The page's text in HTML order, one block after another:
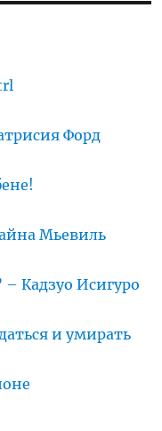
Форд
Мьевиль
Кадзуо Исигуро
и умирать